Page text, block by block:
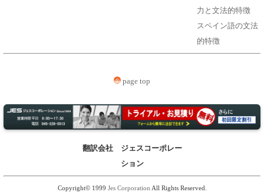
力と文法的特徴
スペイン語の文法
的特徴
page top
翻訳会社 ジェスコーポレー
ション
Copyright© 1999 Jes Corporation All Rights Reserved.